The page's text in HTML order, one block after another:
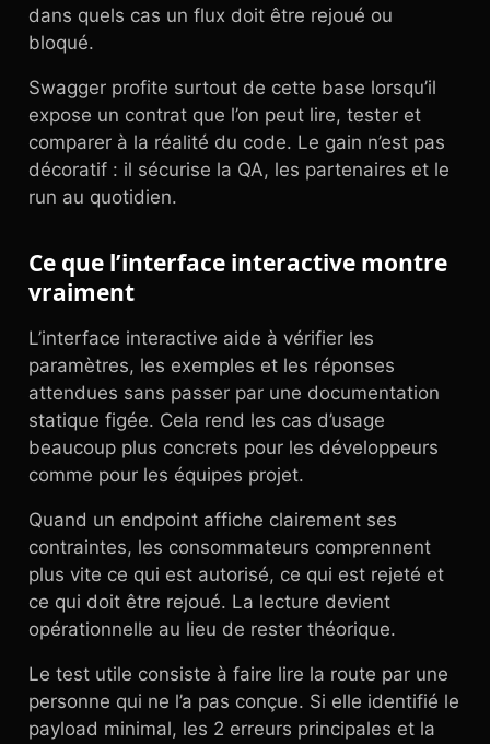
dans quels cas un flux doit être rejoué ou
bloqué.
Swagger profite surtout de cette base lorsqu’il
expose un contrat que l’on peut lire, tester et
comparer à la réalité du code. Le gain n’est pas
décoratif : il sécurise la QA, les partenaires et le
run au quotidien.
Ce que l’interface interactive montre
vraiment
L’interface interactive aide à vérifier les
paramètres, les exemples et les réponses
attendues sans passer par une documentation
statique figée. Cela rend les cas d’usage
beaucoup plus concrets pour les développeurs
comme pour les équipes projet.
Quand un endpoint affiche clairement ses
contraintes, les consommateurs comprennent
plus vite ce qui est autorisé, ce qui est rejeté et
ce qui doit être rejoué. La lecture devient
opérationnelle au lieu de rester théorique.
Le test utile consiste à faire lire la route par une
personne qui ne l’a pas conçue. Si elle identifié le
payload minimal, les 2 erreurs principales et la